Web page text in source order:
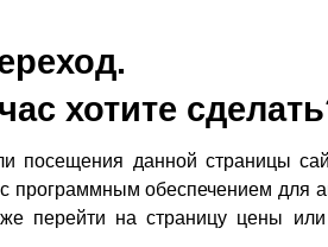
хотите
посещения данной страницы
программным обеспечением для
перейти на страницу цены или